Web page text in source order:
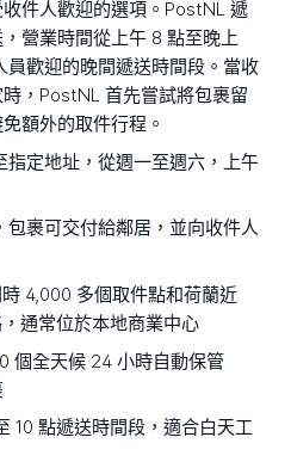
件人歡迎的選項。PostNL 遞
營業時間從上午 8 點至晚上
員歡迎的晚間遞送時間段。當收
，PostNL 首先嘗試將包裹留
額外的取件行程。
指定地址，從週一至週六，上午
包裹可交付給鄰居，並向收件人
4,000 多個取件點和荷蘭近
通常位於本地商業中心
個全天候 24 小時自動保管
10 點遞送時間段，適合白天工